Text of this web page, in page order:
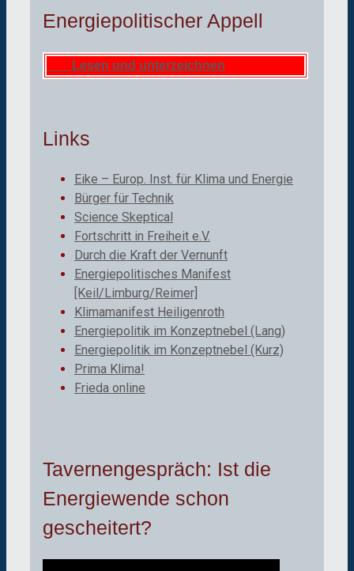
Energiepolitischer Appell
Lesen und unterzeichnen
Links
Eike – Europ. Inst. für Klima und Energie
Bürger für Technik
Science Skeptical
Fortschritt in Freiheit e.V.
Durch die Kraft der Vernunft
Energiepolitisches Manifest
[Keil/Limburg/Reimer]
Klimamanifest Heiligenroth
Energiepolitik im Konzeptnebel (Lang)
Energiepolitik im Konzeptnebel (Kurz)
Prima Klima!
Frieda online
Tavernengespräch: Ist die
Energiewende schon
gescheitert?